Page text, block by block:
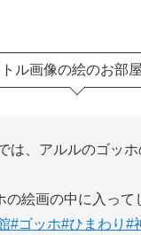
ル画像の絵のお部
は、アルルのゴッホ
絵画の中に入って
#ゴッホ#ひまわり #